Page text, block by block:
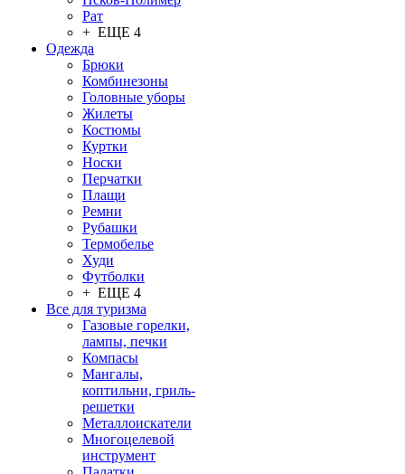
Рат
+ ЕЩЕ 4
Одежда
Брюки
Комбинезоны
Головные уборы
Жилеты
Костюмы
Куртки
Носки
Перчатки
Плащи
Ремни
Рубашки
Термобелье
Худи
Футболки
+ ЕЩЕ 4
Все для туризма
Газовые горелки,
лампы, печки
Компасы
Мангалы,
коптильни, гриль-
решетки
Металлоискатели
Многоцелевой
инструмент